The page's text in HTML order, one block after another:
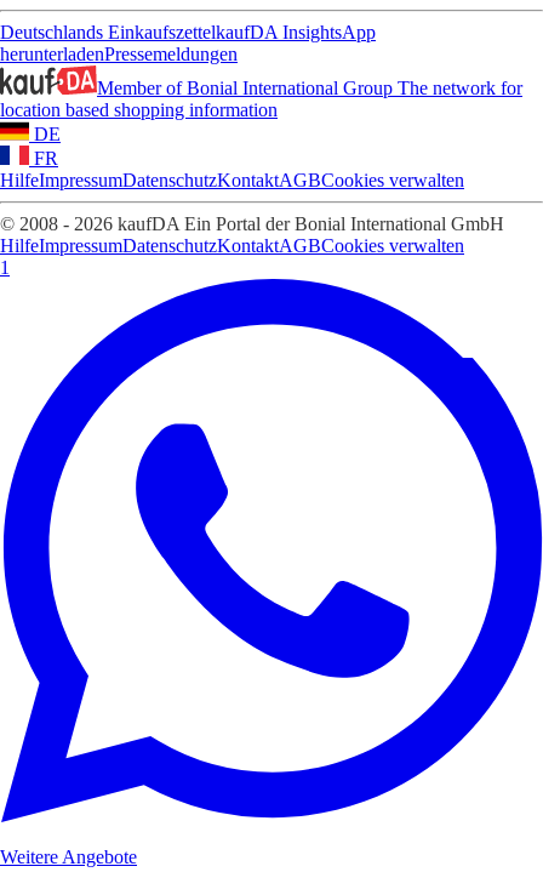
Deutschlands EinkaufszettelkaufDA InsightsApp
herunterladenPressemeldungen
Member of Bonial International Group The network for
location based shopping information
DE
FR
HilfeImpressumDatenschutzKontaktAGBCookies verwalten
© 2008 - 2026 kaufDA Ein Portal der Bonial International GmbH
HilfeImpressumDatenschutzKontaktAGBCookies verwalten
1
Weitere Angebote